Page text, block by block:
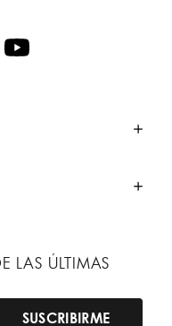
LAS ÚLTIMAS
SUSCRIBIRME